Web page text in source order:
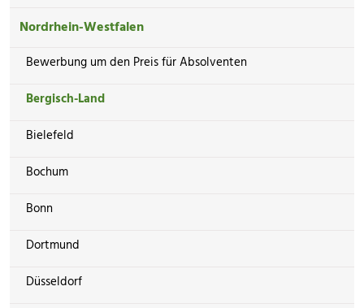
Nordrhein-Westfalen
Bewerbung um den Preis für Absolventen
Bergisch-Land
Bielefeld
Bochum
Bonn
Dortmund
Düsseldorf